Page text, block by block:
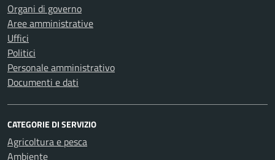
Organi di governo
Aree amministrative
Uffici
Politici
Personale amministrativo
Documenti e dati
CATEGORIE DI SERVIZIO
Agricoltura e pesca
Ambiente